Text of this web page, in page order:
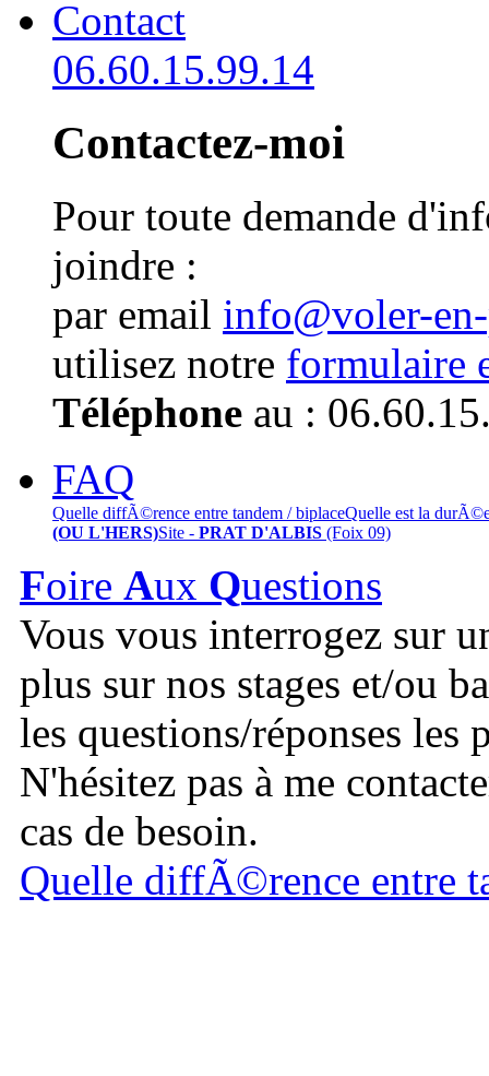
Contact
06.60.15.99.14
Contactez-moi
Pour toute demande
joindre :
par email info@voler-
utilisez notre formulaire
Téléphone au :
FAQ
Quelle diffÃ©rence entre tandem / biplaceQuelle est la
(OU L'HERS)Site - PRAT D'ALBIS (Foix 09)
Foire Aux Questions
Vous vous interrogez sur
plus sur nos stages et/ou
les questions/réponses les
N'hésitez pas à me
cas de besoin.
Quelle diffÃ©rence entre